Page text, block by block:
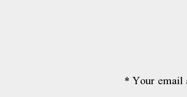
Your email
*